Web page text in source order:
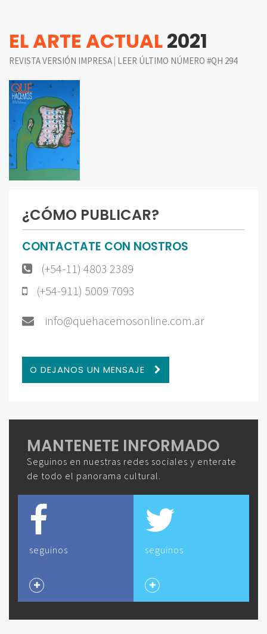
EL ARTE ACTUAL2021
REVISTA VERSIÓN IMPRESA | LEER ÚLTIMO NÚMERO #QH 294
¿CÓMO PUBLICAR?
CONTACTATE CON NOSTROS
(+54-11) 4803 2389
(+54-911) 5009 7093
info@quehacemosonline.com.ar
O DEJANOS UN MENSAJE
MANTENETE INFORMADO
Seguinos en nuestras redes sociales y enterate
de todo el panorama cultural.
seguinos seguinos